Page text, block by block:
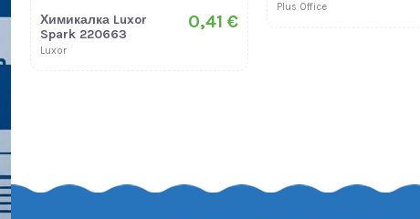
Химикалка Luxor
Spark 220663
Luxor
0,41 €
Plus Office